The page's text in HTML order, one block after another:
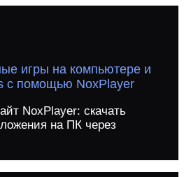
игры на компьютере и
с помощью NoxPlayer
NoxPlayer: скачать
на ПК через